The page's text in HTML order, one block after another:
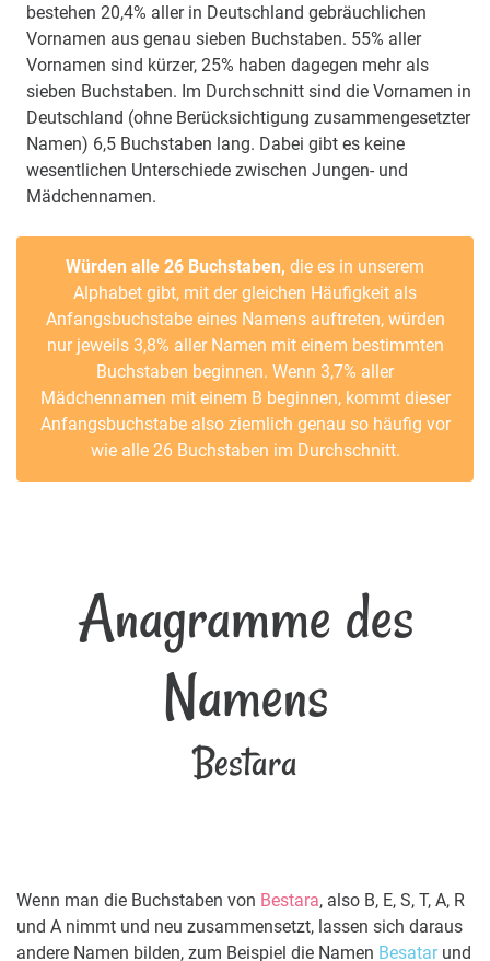
bestehen 20,4% aller in Deutschland gebräuchlichen
Vornamen aus genau sieben Buchstaben. 55% aller
Vornamen sind kürzer, 25% haben dagegen mehr als
sieben Buchstaben. Im Durchschnitt sind die Vornamen in
Deutschland (ohne Berücksichtigung zusammengesetzter
Namen) 6,5 Buchstaben lang. Dabei gibt es keine
wesentlichen Unterschiede zwischen Jungen- und
Mädchennamen.
Würden alle 26 Buchstaben, die es in unserem
Alphabet gibt, mit der gleichen Häufigkeit als
Anfangsbuchstabe eines Namens auftreten, würden
nur jeweils 3,8% aller Namen mit einem bestimmten
Buchstaben beginnen. Wenn 3,7% aller
Mädchennamen mit einem B beginnen, kommt dieser
Anfangsbuchstabe also ziemlich genau so häufig vor
wie alle 26 Buchstaben im Durchschnitt.
Anagramme des
Namens
Bestara
Wenn man die Buchstaben von Bestara, also B, E, S, T, A, R
und A nimmt und neu zusammensetzt, lassen sich daraus
andere Namen bilden, zum Beispiel die Namen Besatarund